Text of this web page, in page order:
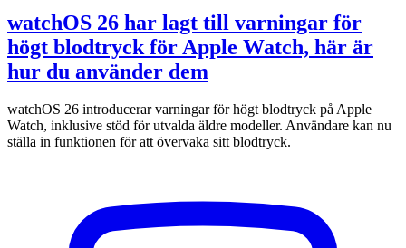
watchOS 26 har lagt till varningar för
högt blodtryck för Apple Watch, här är
hur du använder dem
watchOS 26 introducerar varningar för högt blodtryck på Apple
Watch, inklusive stöd för utvalda äldre modeller. Användare kan nu
ställa in funktionen för att övervaka sitt blodtryck.